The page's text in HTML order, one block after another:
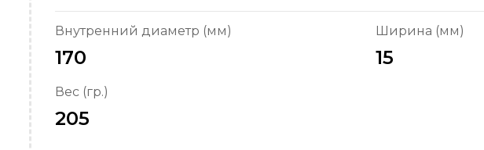
Внутренний диаметр (мм)
170
Ширина (мм)
15
Вес (гр.)
205